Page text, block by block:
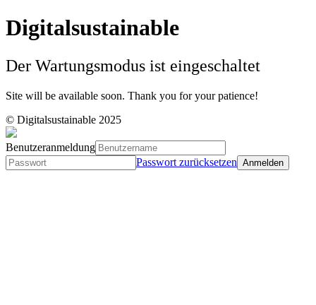
Digitalsustainable
Der Wartungsmodus ist eingeschaltet
Site will be available soon. Thank you for your patience!
© Digitalsustainable 2025
Benutzeranmeldung
Passwort zurücksetzen